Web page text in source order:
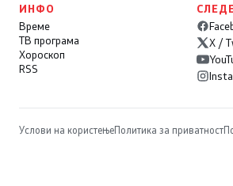
ИНФО
Време
ТВ програма
Хороскоп
RSS
X /
Услови на користењеПолитика за приватност